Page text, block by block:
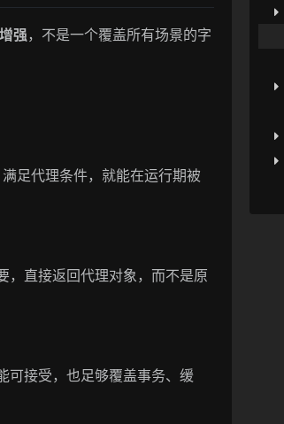
强，不是一个覆盖所有场景的字
足代理条件，就能在运行期被
，直接返回代理对象，而不是原
可接受，也足够覆盖事务、缓